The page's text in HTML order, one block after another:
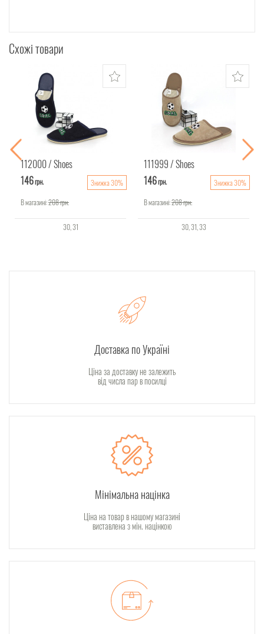
Схожі товари
112000 Shoes
146грн.
Знижка 30%
В магазині:208грн.
30 31
111999 Shoes
146грн.
Знижка 30%
В магазині:208грн.
30 31 33
Доставка по Україні
Ціна за доставку не залежить
від числа пар в посилці
Мінімальна націнка
Ціна на товар в нашому магазині
виставлена з мін. націнкою